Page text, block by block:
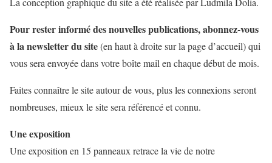
Pour rester informé des nouvelles publications, abonnez-vous
à la newsletter du site(en haut à droite sur la page d’accueil) qui
vous sera envoyée dans votre boîte mail en chaque début de mois.
Faites connaître le site autour de vous, plus les connexions seront
nombreuses, mieux le site sera référencé et connu.
Une exposition
Une exposition en 15 panneaux retrace la vie de notre